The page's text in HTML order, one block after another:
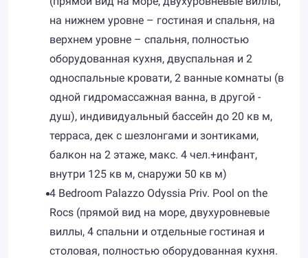
на нижнем уровне – гостиная и спальня, на
верхнем уровне – спальня, полностью
оборудованная кухня, двуспальная и 2
односпальные кровати, 2 ванные комнаты (в
одной гидромассажная ванна, в другой -
душ), индивидуальный бассейн до 20 кв м,
терраса, дек с шезлонгами и зонтиками,
балкон на 2 этаже, макс. 4 чел.+инфант,
внутри 125 кв м, снаружи 50 кв м)
4 Bedroom Palazzo Odyssia Priv. Pool on the
Rocs (прямой вид на море, двухуровневые
виллы, 4 спальни и отдельные гостиная и
столовая, полностью оборудованная кухня.